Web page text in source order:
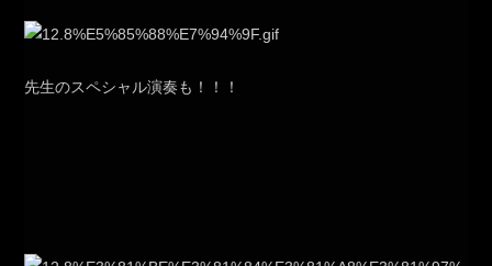
先生のスペシャル演奏も！！！